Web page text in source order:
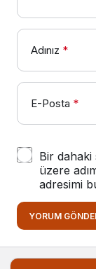
Adınız *
E-Posta *
Bir dahaki
üzere
adresimi
YORUM